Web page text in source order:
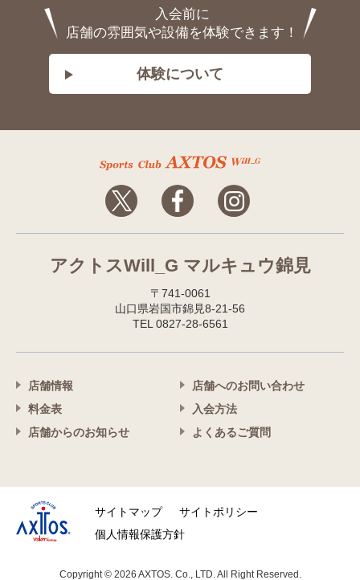
入会前に
店舗の雰囲気や設備を体験できます！
体験について
アクトスWill_G マルキュウ錦見
〒741-0061
山口県岩国市錦見8-21-56
TEL 0827-28-6561
店舗情報
料金表
店舗からのお知らせ
店舗へのお問い合わせ
入会方法
よくあるご質問
サイトマップ
サイトポリシー
個人情報保護方針
Copyright © 2026 AXTOS. Co., LTD. All Right Reserved.